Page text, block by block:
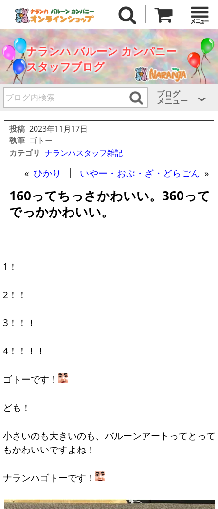
ナランハ バルーン カンパニー
スタッフブログ
ブログ
メニュー
投稿 2023年11月17日
執筆 ゴトー
カテゴリ ナランハスタッフ雑記
« ひかり いやー・おぶ・ざ・どらごん »
160ってちっさかわいい。360って
でっかかわいい。
1！
2！！
3！！！
4！！！！
ゴトーです！
ども！
小さいのも大きいのも、バルーンアートってとって
もかわいいですよね！
ナランハゴトーです！